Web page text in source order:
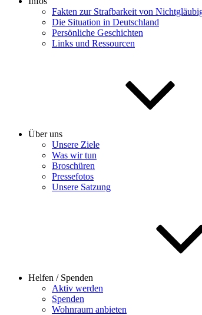
Fakten zur Strafbarkeit von
Die Situation in Deutschland
Persönliche Geschichten
Links und Ressourcen
Über uns
Unsere Ziele
Was wir tun
Broschüren
Pressefotos
Unsere Satzung
Helfen / Spenden
Aktiv werden
Spenden
Wohnraum anbieten